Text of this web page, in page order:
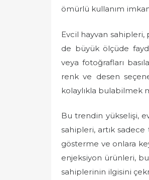
ömürlü kullanım
Evcil hayvan
de büyük ölçüde
veya fotoğrafları
renk ve desen
kolaylıkla bulabilmek
Bu trendin yükselişi,
sahipleri, artık sadece
gösterme ve onlara
enjeksiyon ürünleri,
sahiplerinin ilgisini